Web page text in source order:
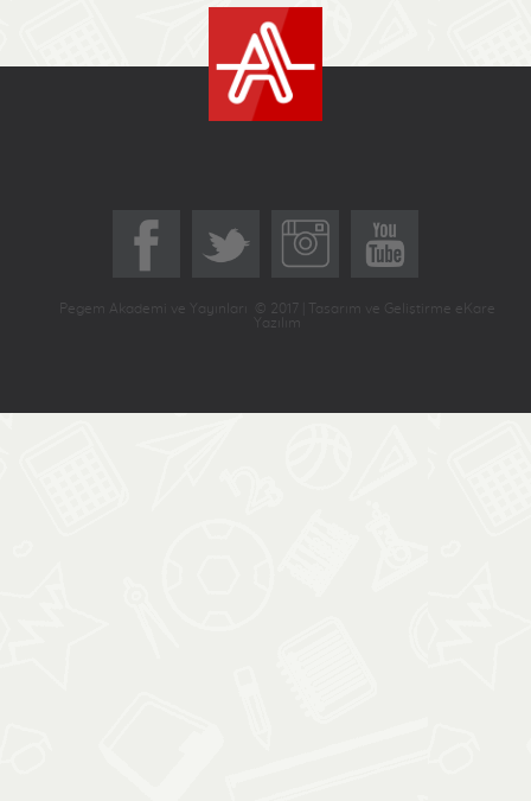
Pegem Akademi ve Yayınları © 2017 | Tasarım ve Geliştirme eKare
Yazılım